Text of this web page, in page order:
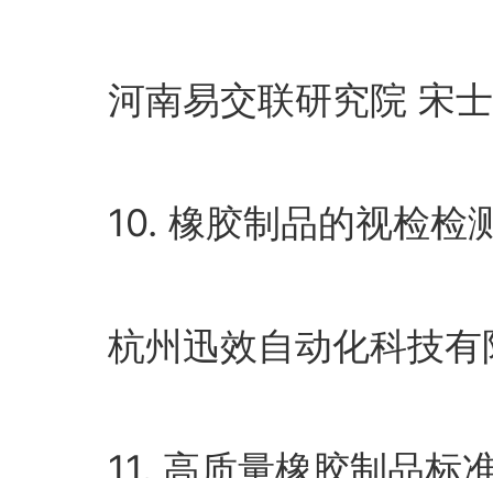
河南易交联研究院 宋
10. 橡胶制品的视检检
杭州迅效自动化科技有
11. 高质量橡胶制品标